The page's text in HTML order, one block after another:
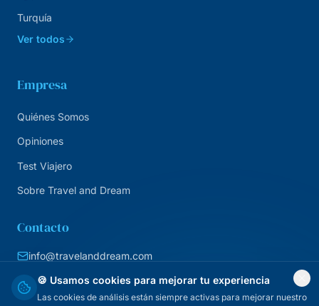
🍪 Usamos cookies para mejorar tu experiencia
Las cookies de análisis están siempre activas para mejorar nuestro
Turquía
Ver todos
Empresa
Quiénes Somos
Opiniones
Test Viajero
Sobre Travel and Dream
Contacto
info@travelanddream.com
+34 684 226 007
Agencia online · España